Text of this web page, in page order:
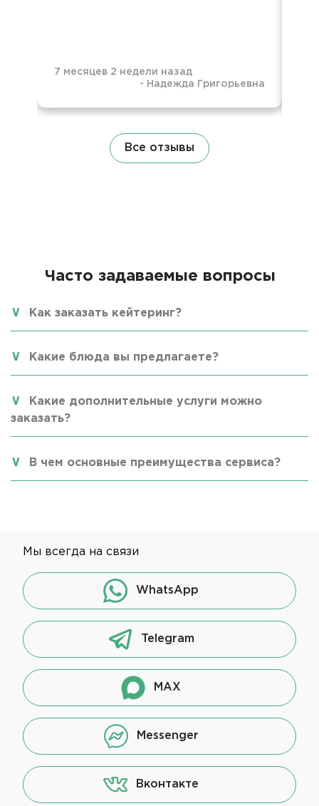
7 месяцев 2 недели назад
- Надежда Григорьевна
Все отзывы
Часто задаваемые вопросы
Как заказать кейтеринг?
Какие блюда вы предлагаете?
Какие дополнительные услуги можно
заказать?
В чем основные преимущества сервиса?
Мы всегда на связи
WhatsApp
Telegram
MAX
Messenger
Вконтакте